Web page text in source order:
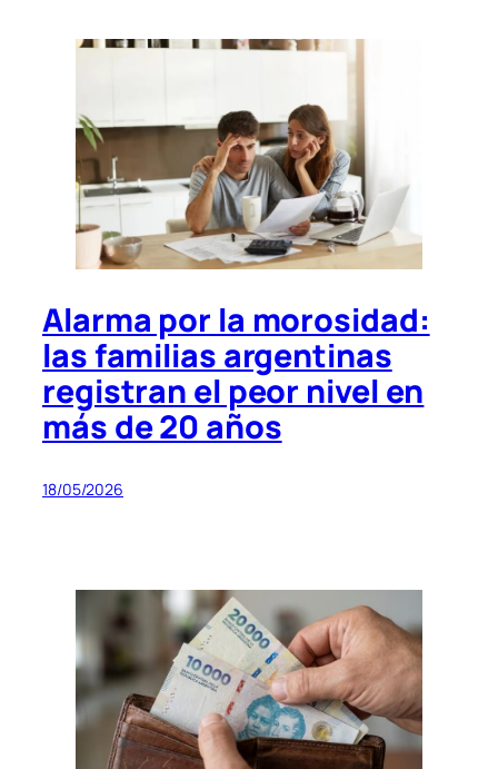
Alarma por la morosidad:
las familias argentinas
registran el peor nivel en
más de 20 años
18/05/2026